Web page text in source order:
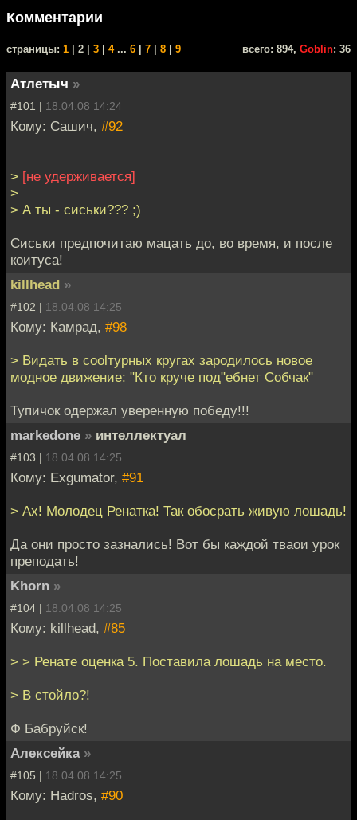
Комментарии
cтраницы: 1 | 2 | 3 4... 6 7 8 9 всего: 894, Goblin: 36
Атлетыч »
#101 | 18.04.08 14:24
Кому: Сашич, #92
> [не удерживается]
>
> А ты - сиськи??? ;)
Сиськи предпочитаю мацать до, во время, и после
коитуса!
killhead »
#102 | 18.04.08 14:25
Кому: Кaмрaд, #98
> Видать в coolтурных кругах зародилось новое
модное движение: "Кто круче под"ебнет Собчак"
Тупичок одержал уверенную победу!!!
markedone » интеллектуал
#103 | 18.04.08 14:25
Кому: Exgumator, #91
> Ах! Молодец Ренатка! Так обосрать живую лошадь!
Да они просто зазнались! Вот бы каждой тваои урок
преподать!
Khorn »
#104 | 18.04.08 14:25
Кому: killhead, #85
> > Ренате оценка 5. Поставила лошадь на место.
> В стойло?!
Ф Бабруйск!
Алексейка »
#105 | 18.04.08 14:25
Кому: Hadros, #90